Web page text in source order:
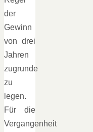
der
Gewinn
von drei
Jahren
zugrunde
zu
legen.
Für die
Vergangenheit